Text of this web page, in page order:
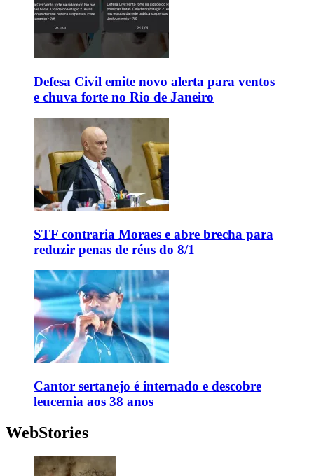
Defesa Civil emite novo alerta para ventos
e chuva forte no Rio de Janeiro
STF contraria Moraes e abre brecha para
reduzir penas de réus do 8/1
Cantor sertanejo é internado e descobre
leucemia aos 38 anos
WebStories